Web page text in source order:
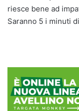
riesce bene ad
Saranno 5 i minuti